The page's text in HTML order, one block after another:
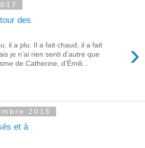
des
›
il a plu. Il a fait chaud, il a fait
je n’ai rien senti d’autre que
de Catherine, d’Émili...
2015
et à